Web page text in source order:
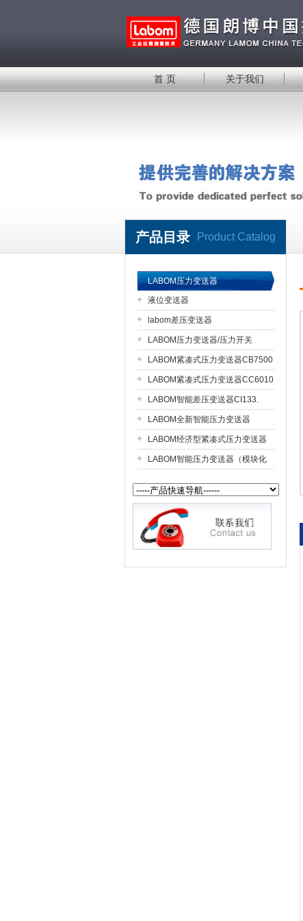
公司名称
首 页 关于我们
产品目录 Product Catalog
LABOM压力变送器
液位变送器
labom差压变送器
LABOM压力变送器/压力开关
CS211.
LABOM紧凑式压力变送器CB7500
LABOM紧凑式压力变送器CC6010
LABOM智能差压变送器CI133.
LABOM全新智能压力变送器
CI4110
LABOM经济型紧凑式压力变送器
CC7510
LABOM智能压力变送器（模块化